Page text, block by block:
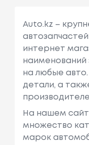
Auto.kz –
интернет
наименований
на любые
детали, а
На нашем
множество
марок